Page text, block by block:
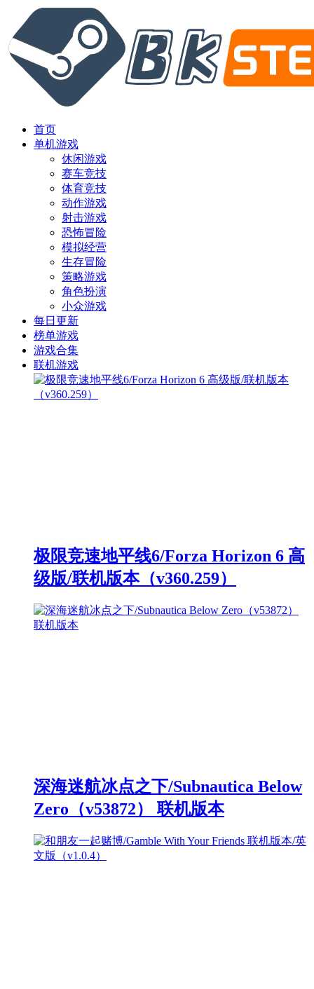
首页
单机游戏
休闲游戏
赛车竞技
体育竞技
动作游戏
射击游戏
恐怖冒险
模拟经营
生存冒险
策略游戏
角色扮演
小众游戏
每日更新
榜单游戏
游戏合集
联机游戏
极限竞速地平线6/Forza Horizon 6 高
级版/联机版本（v360.259）
深海迷航冰点之下/Subnautica Below
Zero（v53872） 联机版本